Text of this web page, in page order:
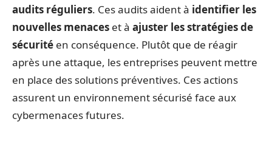
audits réguliers. Ces audits aident à identifier les
nouvelles menaces et à ajuster les stratégies de
sécurité en conséquence. Plutôt que de réagir
après une attaque, les entreprises peuvent mettre
en place des solutions préventives. Ces actions
assurent un environnement sécurisé face aux
cybermenaces futures.